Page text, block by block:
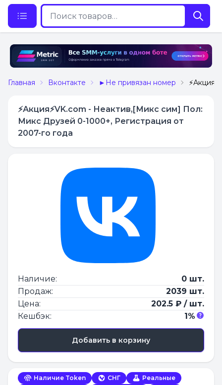
Главная Вконтакте ►Не привязан номер
⚡️Акция⚡️VK.com - Неактив,[Микс сим] Пол:
Микс Друзей 0-1000+, Регистрация от
2007-го года
Наличие Token СНГ
Реальные
Наличие:
0 шт.
Продаж:
2039 шт.
Цена:
202.5 ₽ / шт.
Кешбэк:
1%
Добавить в корзину